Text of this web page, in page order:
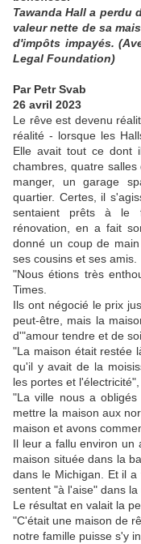
Tawanda Hall a perdu
valeur nette de sa
d'impôts impayés.
Legal Foundation)
Par Petr Svab
26 avril 2023
Le rêve est devenu
réalité - lorsque les
Elle avait tout ce dont
chambres, quatre
manger, un garage
quartier. Certes, il
sentaient prêts à le
rénovation, en a fait
donné un coup de
ses cousins et ses amis.
"Nous étions très
Times.
Ils ont négocié le prix
peut-être, mais la
d'"amour tendre et de
"La maison était restée
qu'il y avait de la
les portes et l'électricité",
"La ville nous a
mettre la maison aux
maison et avons
Il leur a fallu environ un
maison située dans la
dans le Michigan. Et il
sentent "à l'aise" dans la
Le résultat en valait la
"C'était une maison de
notre famille puisse s'y